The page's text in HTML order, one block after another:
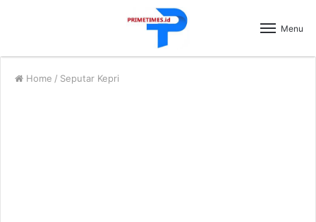
Menu
Home / Seputar Kepri